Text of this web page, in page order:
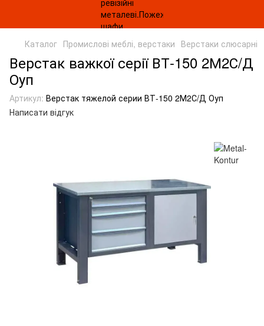
Каталог Промислові меблі, верстаки Верстаки слюсарні
Верстак важкої серії ВТ-150 2М2С/Д
Оуп
Артикул: Верстак тяжелой серии ВТ-150 2М2С/Д Оуп
Написати відгук